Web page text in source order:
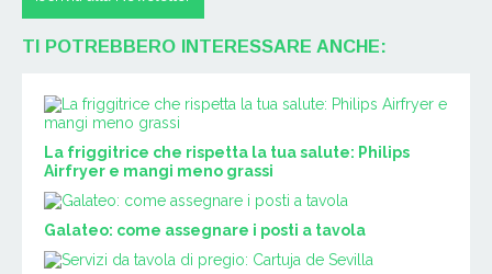
TI POTREBBERO INTERESSARE ANCHE:
La friggitrice che rispetta la tua salute: Philips
Airfryer e mangi meno grassi
Galateo: come assegnare i posti a tavola